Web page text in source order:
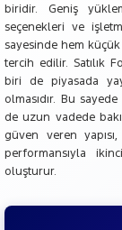
NISSAN
OPEL
PEUGEOT
RENAULT
SEAT
SKODA
SSANGYONG
biridir. Geniş
seçenekleri ve
sayesinde hem küçük
tercih edilir. Satılık
biri de piyasada
olmasıdır. Bu
de uzun vadede
güven veren
performansıyla
oluşturur.